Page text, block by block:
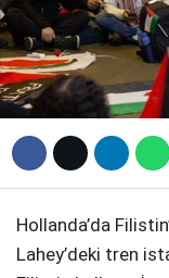
Hollanda’da
Lahey’deki tren